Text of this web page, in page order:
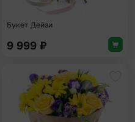
Букет Дейзи
9 999 ₽
в избранное